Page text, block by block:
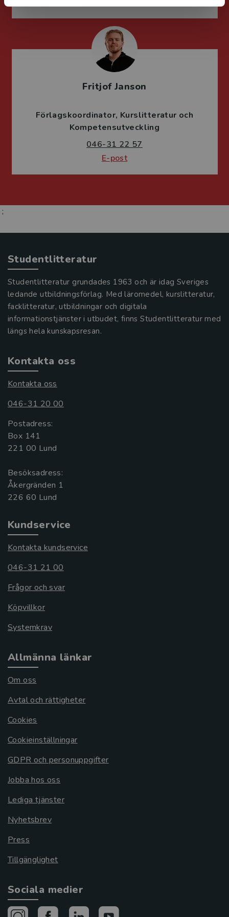
Fritjof Janson
Förlagskoordinator Kurslitteratur och
Kompetensutveckling
046-31 22 57
E-post
;
Studentlitteratur
Studentlitteratur grundades 1963 och är idag Sveriges
ledande utbildningsförlag. Med läromedel, kurslitteratur,
facklitteratur, utbildningar och digitala
informationstjänster i utbudet, finns Studentlitteratur med
längs hela kunskapsresan.
Kontakta oss
Kontakta oss
046-31 20 00
Postadress:
Box 141
221 00 Lund
Besöksadress:
Åkergränden 1
Kundservice
Kontakta kundservice
046-31 21 00
Frågor och svar
Köpvillkor
Systemkrav
Allmänna länkar
Om oss
Avtal och rättigheter
Cookies
Cookieinställningar
GDPR och personuppgifter
Jobba hos oss
Lediga tjänster
Nyhetsbrev
Press
Tillgänglighet
Sociala medier